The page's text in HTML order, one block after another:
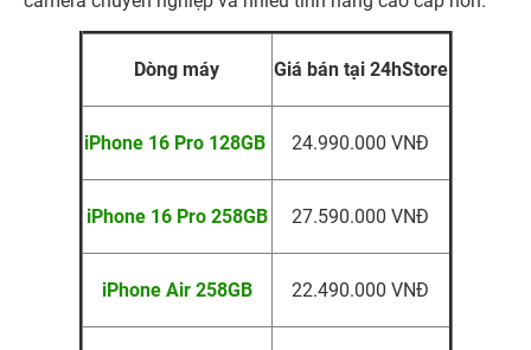
Dòng máy Giá bán tại 24hStore
iPhone 16 Pro 128GB 24.990.000 VNĐ
iPhone 16 Pro 258GB 27.590.000 VNĐ
iPhone Air 258GB 22.490.000 VNĐ